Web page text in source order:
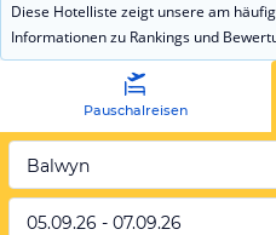
Diese Hotelliste zeigt unsere am
Informationen zu Rankings und
Pauschalreisen
Balwyn
05.09.26 - 07.09.26